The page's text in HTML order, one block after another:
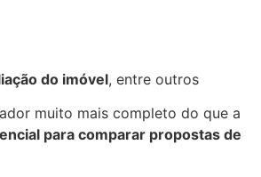
do imóvel, entre outros
muito mais completo do que a
para comparar propostas de